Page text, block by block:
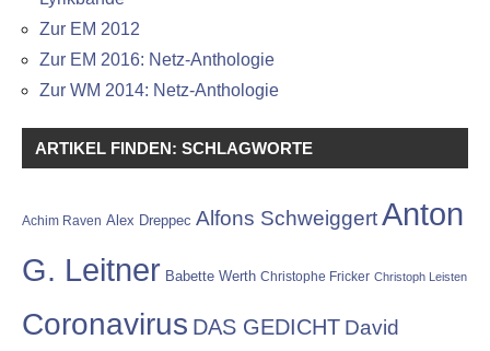
Zur EM 2012
Zur EM 2016: Netz-Anthologie
Zur WM 2014: Netz-Anthologie
ARTIKEL FINDEN: SCHLAGWORTE
Achim Raven Alex Dreppec Alfons SchweiggertAnton
G. Leitner Babette Werth Christophe Fricker Christoph Leisten
Coronavirus DAS GEDICHT David